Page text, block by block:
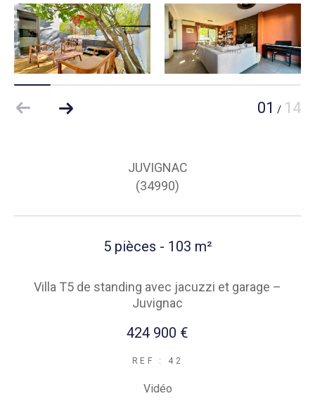
01 / 14
JUVIGNAC
(34990)
5 pièces - 103 m²
Villa T5 de standing avec jacuzzi et garage –
Juvignac
424 900 €
REF : 42
Vidéo